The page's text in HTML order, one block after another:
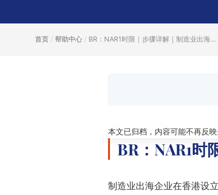
首页 / 帮助中心 / BR：NAR1时限｜步骤详解｜制造业出海...
本文已归档，内容可能不再反
BR：NAR1时
制造业出海企业在香港设